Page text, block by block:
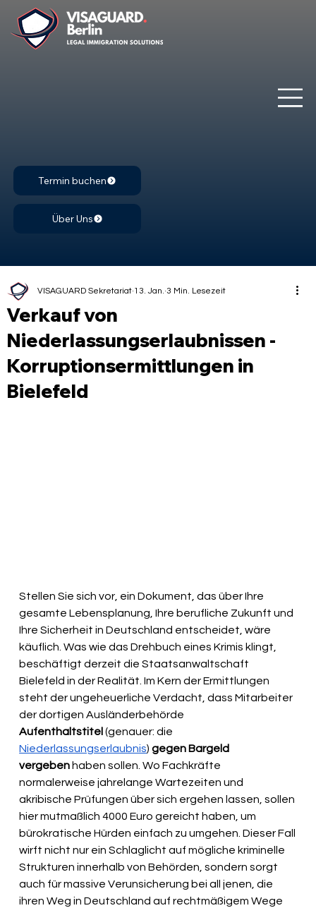
Termin buchen
Über Uns
Verkauf von
Niederlassungserlaubnissen -
Korruptionsermittlungen in
Bielefeld
VISAGUARD Sekretariat 13. Jan. 3 Min. Lesezeit
Stellen Sie sich vor, ein Dokument, das über Ihre
gesamte Lebensplanung, Ihre berufliche Zukunft und
Ihre Sicherheit in Deutschland entscheidet, wäre
käuflich. Was wie das Drehbuch eines Krimis klingt,
beschäftigt derzeit die Staatsanwaltschaft
Bielefeld in der Realität. Im Kern der Ermittlungen
steht der ungeheuerliche Verdacht, dass Mitarbeiter
der dortigen Ausländerbehörde
Aufenthaltstitel (genauer: die
Niederlassungserlaubnis) gegen Bargeld
vergeben haben sollen. Wo Fachkräfte
normalerweise jahrelange Wartezeiten und
akribische Prüfungen über sich ergehen lassen, sollen
hier mutmaßlich 4000 Euro gereicht haben, um
bürokratische Hürden einfach zu umgehen. Dieser Fall
wirft nicht nur ein Schlaglicht auf mögliche kriminelle
Strukturen innerhalb von Behörden, sondern sorgt
auch für massive Verunsicherung bei all jenen, die
ihren Weg in Deutschland auf rechtmäßigem Wege